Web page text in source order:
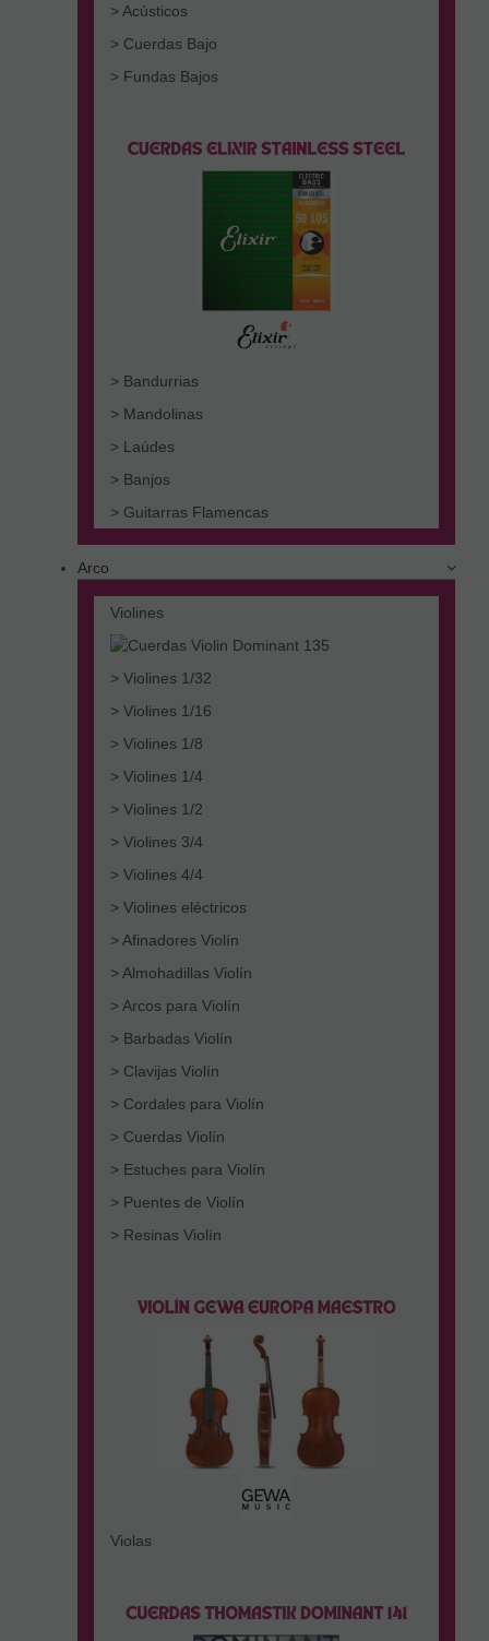
> Acústicos
> Cuerdas Bajo
> Fundas Bajos
> Bandurrias
> Mandolinas
> Laúdes
> Banjos
> Guitarras Flamencas
Arco
Violines
> Violines 1/32
> Violines 1/16
> Violines 1/8
> Violines 1/4
> Violines 1/2
> Violines 3/4
> Violines 4/4
> Violines eléctricos
> Afinadores Violín
> Almohadillas Violín
> Arcos para Violín
> Barbadas Violín
> Clavijas Violín
> Cordales para Violín
> Cuerdas Violín
> Estuches para Violín
> Puentes de Violín
> Resinas Violín
Violas